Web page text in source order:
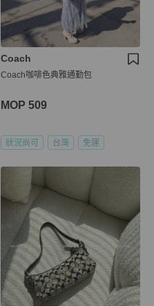
Coach
Coach咖啡色典雅通勤包
MOP 509
狀況尚可 台灣 免運